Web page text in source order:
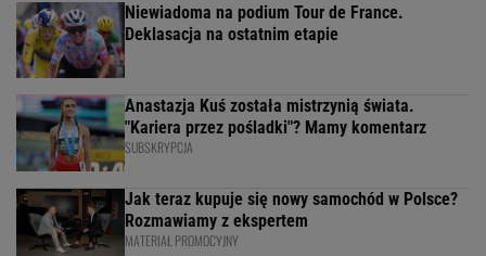
Niewiadoma na podium Tour de France.
Deklasacja na ostatnim etapie
Anastazja Kuś została mistrzynią świata.
"Kariera przez pośladki"? Mamy komentarz
SUBSKRYPCJA
Jak teraz kupuje się nowy samochód w Polsce?
Rozmawiamy z ekspertem
MATERIAŁ PROMOCYJNY